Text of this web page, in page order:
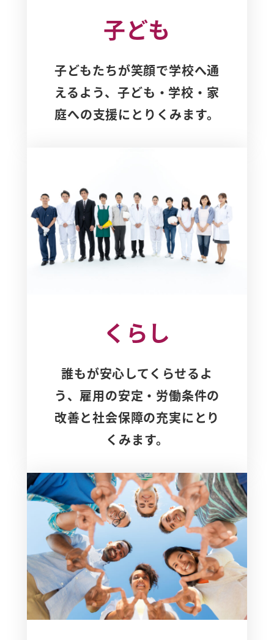
子ども
子どもたちが笑顔で学校へ通
えるよう、子ども・学校・家
庭への支援にとりくみます。
くらし
誰もが安心してくらせるよ
う、雇用の安定・労働条件の
改善と社会保障の充実にとり
くみます。